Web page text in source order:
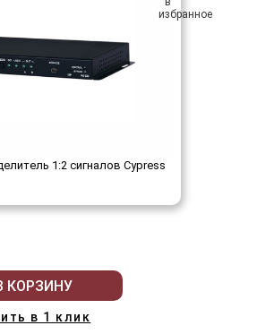
1:2 сигналов Cypress
КОРЗИНУ
в 1 клик